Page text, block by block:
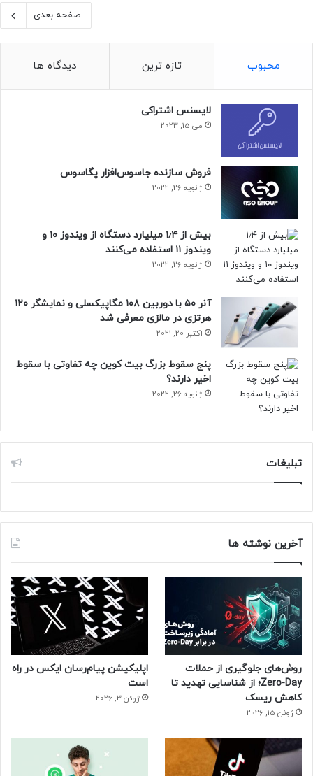
صفحه بعدی
محبوب تازه ترین دیدگاه ها
لایسنس اشتراکی
می 15, 2023
فروش سازنده جاسوس‌افزار پگاسوس
ژانویه 26, 2022
بیش از ۱٫۴ میلیارد دستگاه از ویندوز ۱۰ و
ویندوز ۱۱ استفاده می‌کنند
ژانویه 26, 2022
آنر ۵۰ با دوربین ۱۰۸ مگاپیکسلی و نمایشگر ۱۲۰
هرتزی در مالزی معرفی شد
اکتبر 20, 2021
پنج سقوط بزرگ بیت کوین چه تفاوتی با سقوط
اخیر دارند؟
ژانویه 26, 2022
تبلیغات
آخرین نوشته ها
روش‌های جلوگیری از حملات
Zero-Day؛ از شناسایی تهدید تا
کاهش ریسک
ژوئن 15, 2026
اپلیکیشن پیام‌رسان ایکس در راه
است
ژوئن 3, 2026